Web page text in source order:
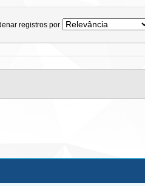
registros por